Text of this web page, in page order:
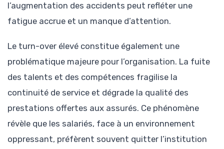
l’augmentation des accidents peut refléter une
fatigue accrue et un manque d’attention.
Le turn-over élevé constitue également une
problématique majeure pour l’organisation. La fuite
des talents et des compétences fragilise la
continuité de service et dégrade la qualité des
prestations offertes aux assurés. Ce phénomène
révèle que les salariés, face à un environnement
oppressant, préfèrent souvent quitter l’institution